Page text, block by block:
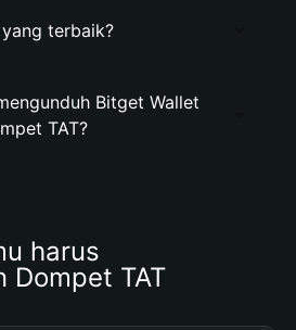
terbaik?
Bitget Wallet
TAT?
harus
Dompet TAT